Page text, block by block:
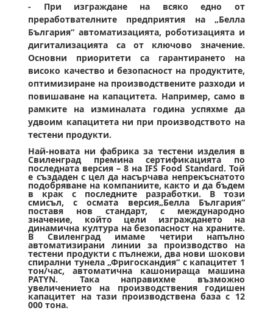
- При изграждане на всяко едно от
преработвателните предприятия на „Белла
България“ автоматизацията, роботизацията и
дигитализацията са от ключово значение.
Основни приоритети са гарантирането на
високо качество и безопасност на продуктите,
оптимизиране на производствените разходи и
повишаване на капацитета. Например, само в
рамките на изминалата година успяхме да
удвоим капацитета ни при производството на
тестени продукти.
Най-новата ни фабрика за тестени изделия в
Свиленград премина сертификацията по
последната версия – 8 на IFS Food Standard. Той
е създаден с цел да насърчава непрекъснатото
подобряване на компаниите, както и да бъдем
в крак с последните разработки. В този
смисъл, с осмата версия„Белла България“
поставя нов стандарт, с международно
значение, който цели изграждането на
динамична култура на безопасност на храните.
В Свиленград имаме четири напълно
автоматизирани линии за производство на
тестени продукти с пълнежи, два нови шокови
спирални тунела „Фригоскандия“ с капацитет 1
тон/час, автоматична кашонираща машина
PATYN. Така направихме възможно
увеличението на производствения годишен
капацитет на тази производствена база с 12
000 тона.